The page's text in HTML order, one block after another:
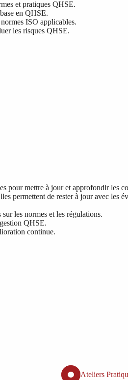
et pratiques QHSE.
en QHSE.
ISO applicables.
les risques QHSE.
pour mettre à jour et approfondir les
permettent de rester à jour avec les
les normes et les régulations.
QHSE.
continue.
Ateliers